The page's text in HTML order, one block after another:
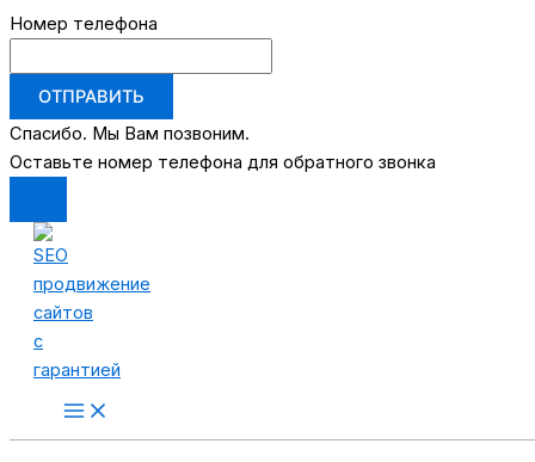
Номер телефона
ОТПРАВИТЬ
Спасибо. Мы Вам позвоним.
Оставьте номер телефона для обратного звонка
Перейти
содержимому
Main
Menu